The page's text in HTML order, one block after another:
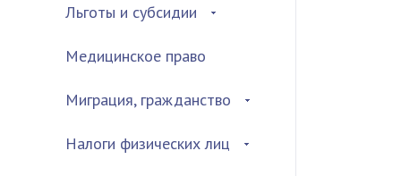
Льготы и субсидии
Медицинское право
Миграция, гражданство
Налоги физических лиц